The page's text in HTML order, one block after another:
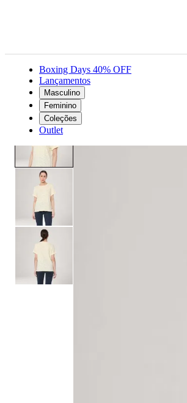
Boxing Days 40% OFF
Lançamentos
Masculino
Feminino
Coleções
Outlet
Feminino